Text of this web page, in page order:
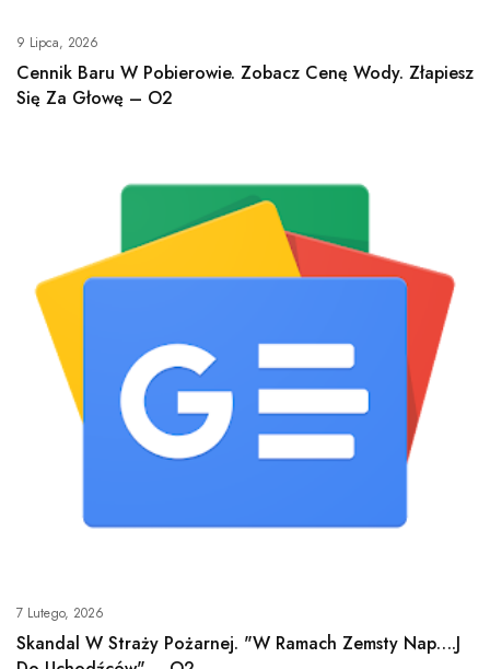
9 Lipca, 2026
Cennik Baru W Pobierowie. Zobacz Cenę Wody. Złapiesz
Się Za Głowę – O2
7 Lutego, 2026
Skandal W Straży Pożarnej. "W Ramach Zemsty Nap….j